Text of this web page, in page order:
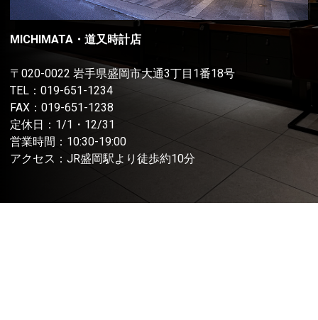
MICHIMATA・道又時計店
〒020-0022 岩手県盛岡市大通3丁目1番18号
TEL： 019-651-1234
FAX：019-651-1238
定休日：1/1・12/31
営業時間：10:30-19:00
アクセス：JR盛岡駅より徒歩約10分